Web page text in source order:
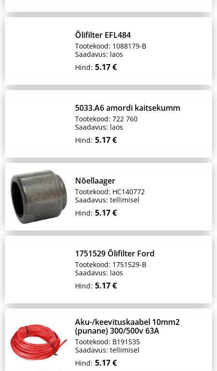
Õlifilter EFL484
Tootekood: 1088179-B
Saadavus: laos
Hind: 5.17 €
5033.A6 amordi kaitsekumm
Tootekood: 722 760
Saadavus: laos
Hind: 5.17 €
Nõellaager
Tootekood: HC140772
Saadavus: tellimisel
Hind: 5.17 €
1751529 Õlifilter Ford
Tootekood: 1751529-B
Saadavus: laos
Hind: 5.17 €
Aku-/keevituskaabel 10mm2
(punane) 300/500v 63A
Tootekood: B191535
Saadavus: tellimisel
Hind: 5.17 €